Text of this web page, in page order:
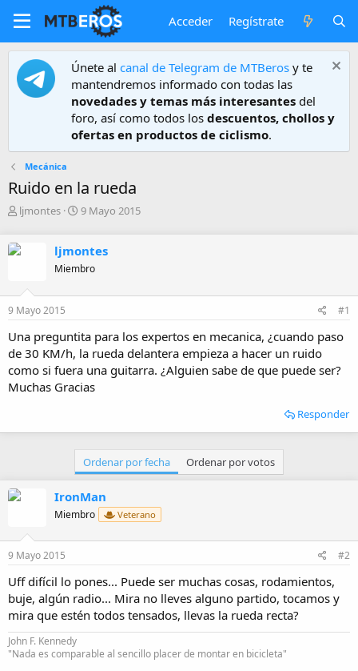
Acceder Regístrate
Únete al canal de Telegram de MTBeros y te
mantendremos informado con todas las
novedades y temas más interesantes del
foro, así como todos los descuentos, chollos y
ofertas en productos de ciclismo.
Mecánica
Ruido en la rueda
A
o
ljmontes
F
h
a
e
i
c
i
o
9 Mayo 2015
ljmontes
Miembro
9 Mayo 2015 #1
Una preguntita para los expertos en mecanica, ¿cuando paso
de 30 KM/h, la rueda delantera empieza a hacer un ruido
como si fuera una guitarra. ¿Alguien sabe de que puede ser?
Muchas Gracias
Responder
Ordenar por fecha Ordenar por votos
IronMan
Miembro Veterano
9 Mayo 2015 #2
Uff difícil lo pones... Puede ser muchas cosas, rodamientos,
buje, algún radio... Mira no lleves alguno partido, tocamos y
mira que estén todos tensados, llevas la rueda recta?
John F. Kennedy
"Nada es comparable al sencillo placer de montar en bicicleta"